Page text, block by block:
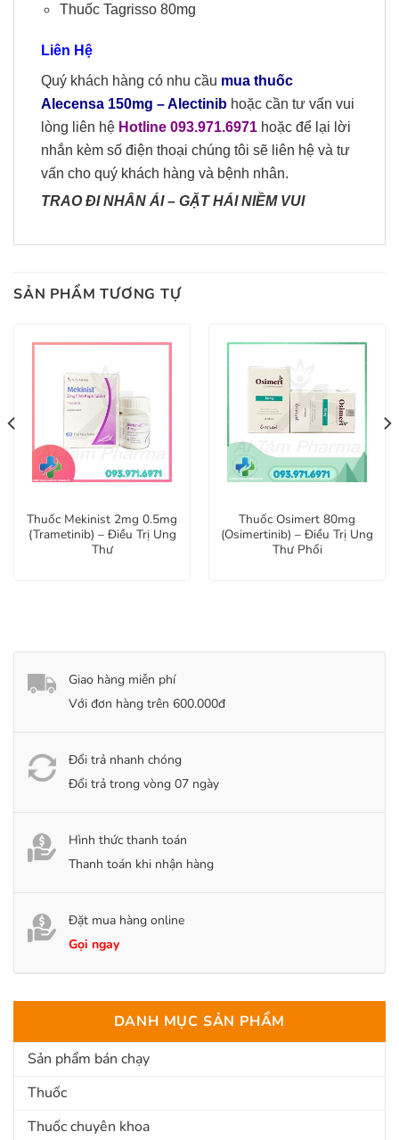
Thuốc Tagrisso 80mg
Liên Hệ
Quý khách hàng có nhu cầu mua thuốc
Alecensa 150mg – Alectinib hoặc cần tư vấn vui
lòng liên hệ Hotline 093.971.6971 hoặc để lại lời
nhắn kèm số điện thoại chúng tôi sẽ liên hệ và tư
vấn cho quý khách hàng và bệnh nhân.
TRAO ĐI NHÂN ÁI– GẶT HÁI NIỀM VUI
SẢN PHẨM TƯƠNG TỰ
Thuốc Mekinist 2mg 0.5mg
(Trametinib) – Điều Trị Ung
Thư
Thuốc Osimert 80mg
(Osimertinib) – Điều Trị Ung
Thư Phổi
Giao hàng miễn phí
Với đơn hàng trên 600.000đ
Đổi trả nhanh chóng
Đổi trả trong vòng 07 ngày
Hình thức thanh toán
Thanh toán khi nhận hàng
Đặt mua hàng online
Gọi ngay
DANH MỤC SẢN PHẨM
Sản phẩm bán chạy
Thuốc
Thuốc chuyên khoa